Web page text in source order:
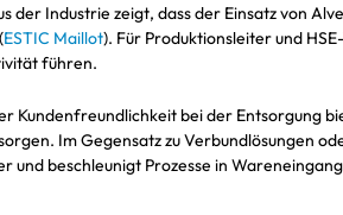
der Industrie zeigt, dass der Einsatz von
ESTIC Maillot). Für Produktionsleiter und
führen.
Kundenfreundlichkeit bei der
Im Gegensatz zu Verbundlösungen
und beschleunigt Prozesse in